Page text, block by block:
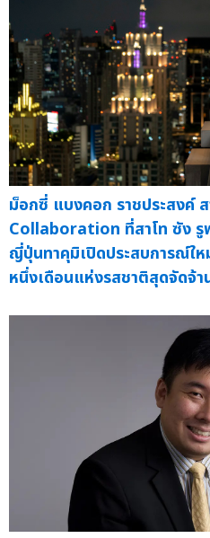
ม็อกซี่ แบงคอก ราชประสงค์
Collaboration ที่สาโท ซัง รู
ญี่ปุ่นทาคุมิเปิดประสบการณ์ใ
หนึ่งเดือนแห่งรสชาติสุดจัดจ้า